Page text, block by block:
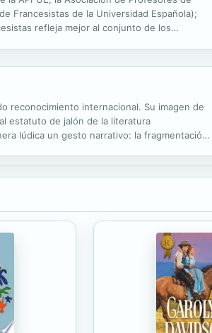
Francesistas de la Universidad Española);
refleja mejor al conjunto de los
reconocimiento internacional. Su imagen de
estatuto de jalón de la literatura
lúdica un gesto narrativo: la fragmentación,